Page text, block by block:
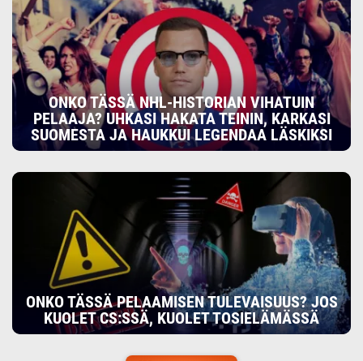
ONKO TÄSSÄ NHL-HISTORIAN VIHATUIN
PELAAJA? UHKASI HAKATA TEININ, KARKASI
SUOMESTA JA HAUKKUI LEGENDAA LÄSKIKSI
ONKO TÄSSÄ PELAAMISEN TULEVAISUUS? JOS
KUOLET CS:SSÄ, KUOLET TOSIELÄMÄSSÄ